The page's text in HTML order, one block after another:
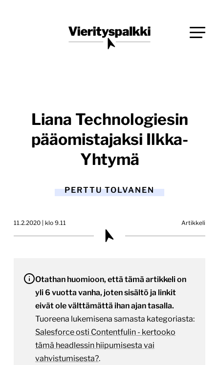
Vierityspalkki.fi
Liana Technologiesin
pääomistajaksi Ilkka-
Yhtymä
PERTTU TOLVANEN
11.2.2020 | klo 9.11 Artikkeli
Otathan huomioon, että tämä artikkeli on
yli 6 vuotta vanha, joten sisältö ja linkit
eivät ole välttämättä ihan ajan tasalla.
Tuoreena lukemisena samasta kategoriasta:
Salesforce osti Contentfulin - kertooko
tämä headlessin hiipumisesta vai
vahvistumisesta?.